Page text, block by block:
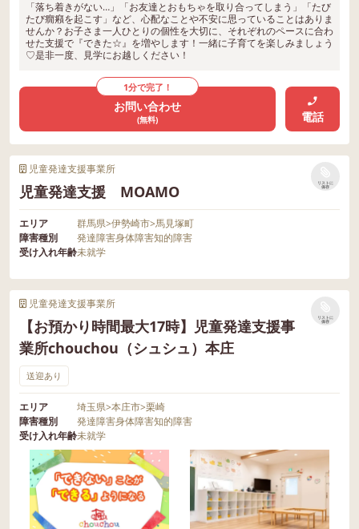
「落ち着きがない…」「お友達とおもちゃを取り合ってしまう」「たび
たび癇癪を起こす」など、心配なことや不安に思っていることはありま
せんか？お子さま一人ひとりの個性を大切に、それぞれのペースに合わ
せた支援で『できた☆』を増やします！一緒に子育てを楽しみましょう
♡是非一度、見学にお越しください！
1分で完了！
お問い合わせ
(無料) 電話
児童発達支援事業所
児童発達支援 MOAMO
リストに
保存
エリア 群馬県>伊勢崎市>馬見塚町
障害種別
発達障害身体障害知的障害
受け入れ年齢未就学
児童発達支援事業所
【お預かり時間最大17時】児童発達支援事
業所chouchou（シュシュ）本庄
リストに
保存
送迎あり
エリア 埼玉県>本庄市>栗崎
障害種別
発達障害身体障害知的障害
受け入れ年齢未就学